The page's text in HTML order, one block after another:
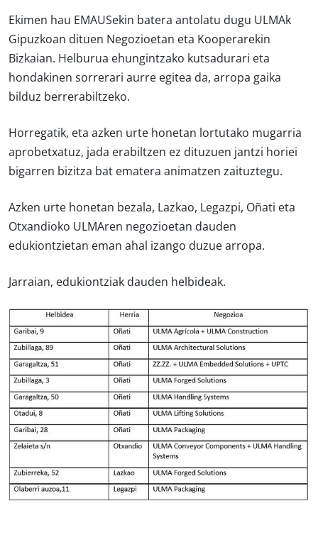
Ekimen hau EMAUSekin batera antolatu dugu ULMAk
Gipuzkoan dituen Negozioetan eta Kooperarekin
Bizkaian. Helburua ehungintzako kutsadurari eta
hondakinen sorrerari aurre egitea da, arropa gaika
bilduz berrerabiltzeko.
Horregatik, eta azken urte honetan lortutako mugarria
aprobetxatuz, jada erabiltzen ez dituzuen jantzi horiei
bigarren bizitza bat ematera animatzen zaituztegu.
Azken urte honetan bezala, Lazkao, Legazpi, Oñati eta
Otxandioko ULMAren negozioetan dauden
edukiontzietan eman ahal izango duzue arropa.
Jarraian, edukiontziak dauden helbideak.